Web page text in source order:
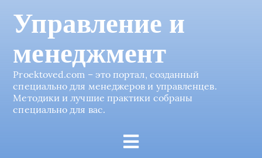
Управление и
менеджмент
Proektoved.com – это портал, созданный
специально для менеджеров и управленцев.
Методики и лучшие практики собраны
специально для вас.